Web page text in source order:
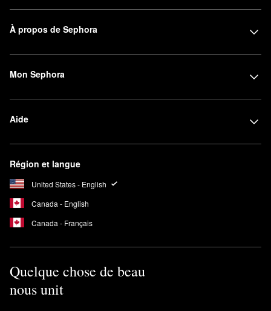
À propos de Sephora
Mon Sephora
Aide
Région et langue
United States - English
Canada - English
Canada - Français
Quelque chose de beau
nous unit